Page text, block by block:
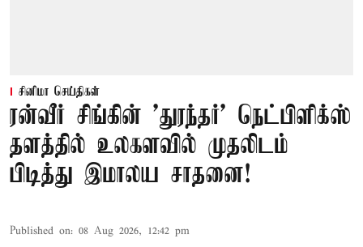
சினிமா செய்திகள்
ரன்வீர் சிங்கின் 'துரந்தர்' நெட்பிளிக்ஸ்
தளத்தில் உலகளவில் முதலிடம்
பிடித்து இமாலய சாதனை!
Published on: 08 Aug 2026, 12:42 pm